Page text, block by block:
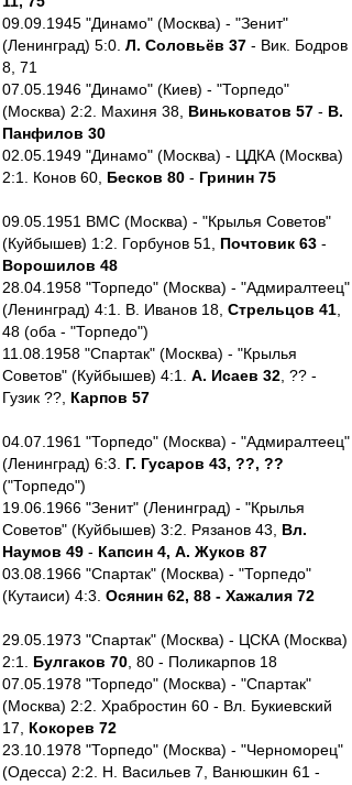
09.09.1945 "Динамо" (Москва) - "Зенит"
(Ленинград) 5:0. Л. Соловьёв 37 - Вик. Бодров
8, 71
07.05.1946 "Динамо" (Киев) - "Торпедо"
(Москва) 2:2. Махиня 38, Виньковатов 57 - В.
Панфилов 30
02.05.1949 "Динамо" (Москва) - ЦДКА (Москва)
2:1. Конов 60, Бесков 80 - Гринин 75
09.05.1951 ВМС (Москва) - "Крылья Советов"
(Куйбышев) 1:2. Горбунов 51, Почтовик 63 -
Ворошилов 48
28.04.1958 "Торпедо" (Москва) - "Адмиралтеец"
(Ленинград) 4:1. В. Иванов 18, Стрельцов 41
48 (оба - "Торпедо")
11.08.1958 "Спартак" (Москва) - "Крылья
Советов" (Куйбышев) 4:1. А. Исаев 32 , ?? -
Гузик ??, Карпов 57
04.07.1961 "Торпедо" (Москва) - "Адмиралтеец"
(Ленинград) 6:3. Г. Гусаров 43, ??, ??
("Торпедо")
19.06.1966 "Зенит" (Ленинград) - "Крылья
Советов" (Куйбышев) 3:2. Рязанов 43, Вл.
Наумов 49 - Капсин 4, А. Жуков 87
03.08.1966 "Спартак" (Москва) - "Торпедо"
(Кутаиси) 4:3. Осянин 62, 88 - Хажалия 72
29.05.1973 "Спартак" (Москва) - ЦСКА (Москва)
2:1. Булгаков 70 , 80 - Поликарпов 18
07.05.1978 "Торпедо" (Москва) - "Спартак"
(Москва) 2:2. Храбростин 60 - Вл. Букиевский
17, Кокорев 72
23.10.1978 "Торпедо" (Москва) - "Черноморец"
(Одесса) 2:2. Н. Васильев 7, Ванюшкин 61 -